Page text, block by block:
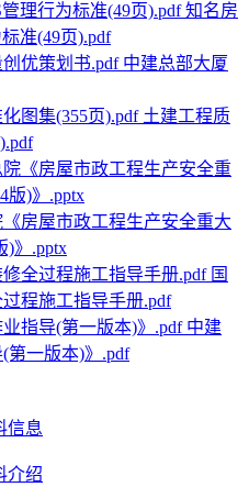
知名房
准(49页).pdf
中建总部大厦
土建工程质
房屋市政工程生产安全重大
)》.pptx
国
程施工指导手册.pdf
中建
第一版本)》.pdf
信息
介绍